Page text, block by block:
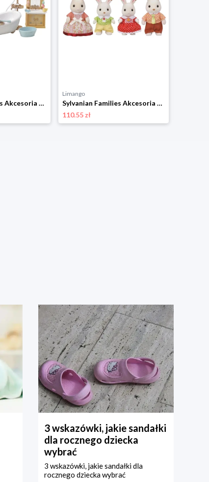
Sylvanian Families Akcesoria dla lalek “Country-style bathroom” - 3+ rozmiar: onesize
Limango
Sylvanian Families Akcesoria dla lalek "Family of chocolate bunnies" - 3+ rozmiar: onesize
110.55 zł
3 wskazówki, jakie sandałki
dla rocznego dziecka
wybrać
3 wskazówki, jakie sandałki dla
rocznego dziecka wybrać